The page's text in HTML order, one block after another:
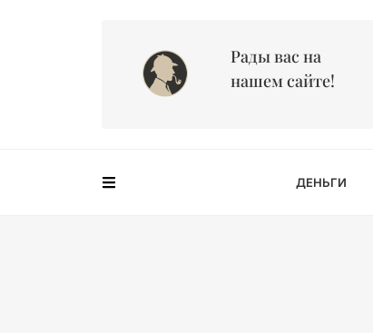
Рады вас на
нашем сайте!
ДЕНЬГИ